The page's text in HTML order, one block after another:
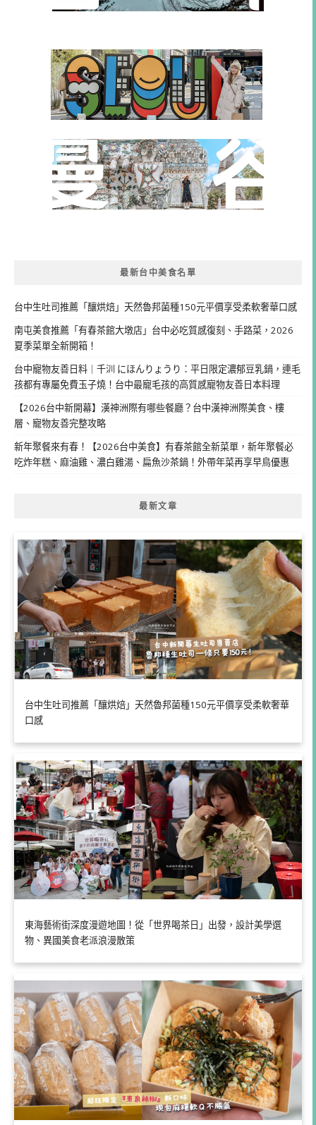
最新台中美食名單
台中生吐司推薦「釀烘焙」天然魯邦菌種150元平價享受柔軟奢華口感
南屯美食推薦「有春茶館大墩店」台中必吃質感復刻、手路菜，2026
夏季菜單全新開箱！
台中寵物友善日料｜千汌 にほんりょうり：平日限定濃郁豆乳鍋，連毛
孩都有專屬免費玉子燒！台中最寵毛孩的高質感寵物友善日本料理
【2026台中新開幕】漢神洲際有哪些餐廳？台中漢神洲際美食、樓
層、寵物友善完整攻略
新年聚餐來有春！【2026台中美食】有春茶館全新菜單，新年聚餐必
吃炸年糕、麻油雞、濃白雞湯、扁魚沙茶鍋！外帶年菜再享早鳥優惠
最新文章
台中生吐司推薦「釀烘焙」天然魯邦菌種150元平價享受柔軟奢華
口感
東海藝術街深度漫遊地圖！從「世界喝茶日」出發，設計美學選
物、異國美食老派浪漫散策